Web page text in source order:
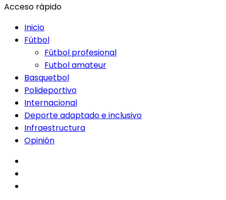
Acceso rápido
Inicio
Fútbol
Fútbol profesional
Futbol amateur
Basquetbol
Polideportivo
Internacional
Deporte adaptado e inclusivo
Infraestructura
Opinión